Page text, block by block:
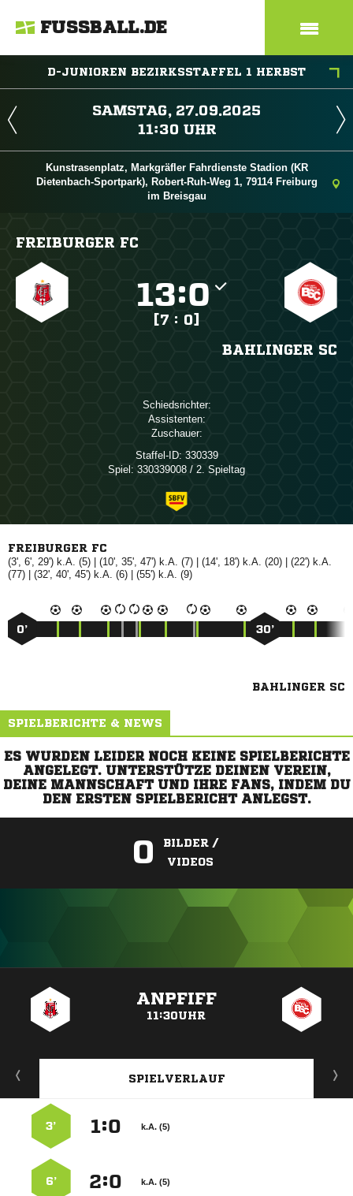
FUSSBALL.DE
D-JUNIOREN BEZIRKSSTAFFEL 1 HERBST
 
 
Kunstrasenplatz, Markgräfler Fahrdienste Stadion (KR
Dietenbach-Sportpark), Robert-Ruh-Weg 1, 79114 Freiburg
im Breisgau
FREIBURGER FC
:
[7 : 0]
BAHLINGER SC
Schiedsrichter:
Assistenten:
Zuschauer:
Staffel-ID: 330339
Spiel: 330339008 / 2. Spieltag
FREIBURGER FC
(3', 6', 29') k.A. (5) | (10', 35', 47') k.A. (7) | (14', 18') k.A. (20) | (22') k.A.
(77) | (32', 40', 45') k.A. (6) | (55') k.A. (9)
0’ 30’
BAHLINGER SC
SPIELBERICHTE & NEWS
ES WURDEN LEIDER NOCH KEINE SPIELBERICHTE
ANGELEGT. UNTERSTÜTZE DEINEN VEREIN,
DEINE MANNSCHAFT UND IHRE FANS, INDEM DU
DEN ERSTEN SPIELBERICHT ANLEGST.
0
BILDER /
VIDEOS
ANPFIFF
11:30UHR
SPIELVERLAUF
k.A. (5)
:
3’
k.A. (5)
:
6’